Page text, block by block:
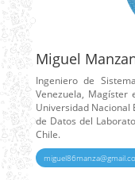
Miguel
Ingeniero de
Venezuela, Magíster
Universidad Nacional
de Datos del
Chile.